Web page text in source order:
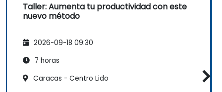
Taller: Aumenta tu productividad con este
nuevo método
2026-09-18 09:30
7 horas
Caracas - Centro Lido